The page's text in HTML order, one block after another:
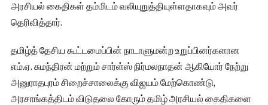
அரசியல் கைதிகள் தம்மிடம் வலியுறுத்தியுள்ளதாகவும் அவர்
தெரிவித்தார்.
தமிழ்த் தேசிய கூட்டமைப்பின் நாடாளுமன்ற உறுப்பினர்களான
எம்.ஏ. சுமந்திரன் மற்றும் சார்ள்ஸ் நிர்மலநாதன் ஆகியோர் நேற்று
அனுராதபுரம் சிறைச்சாலைக்கு விஜயம் மேற்கொண்டு,
அரசாங்கத்திடம் விடுதலை கோரும் தமிழ் அரசியல் கைதிகளை